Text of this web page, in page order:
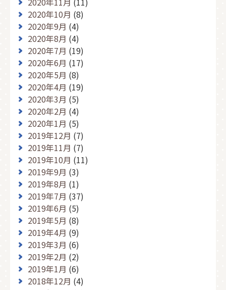
2020年10月 (8)
2020年9月 (4)
2020年8月 (4)
2020年7月 (19)
2020年6月 (17)
2020年5月 (8)
2020年4月 (19)
2020年3月 (5)
2020年2月 (4)
2020年1月 (5)
2019年12月 (7)
2019年11月 (7)
2019年10月 (11)
2019年9月 (3)
2019年8月 (1)
2019年7月 (37)
2019年6月 (5)
2019年5月 (8)
2019年4月 (9)
2019年3月 (6)
2019年2月 (2)
2019年1月 (6)
2018年12月 (4)